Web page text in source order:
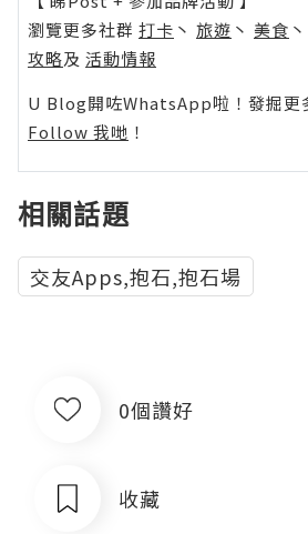
瀏覽更多社群 打卡 丶 旅遊 丶 美食 丶
攻略及 活動情報
U Blog開咗WhatsApp啦！發掘更
Follow 我哋 ！
相關話題
交友Apps,抱石,抱石場
0個讚好
收藏